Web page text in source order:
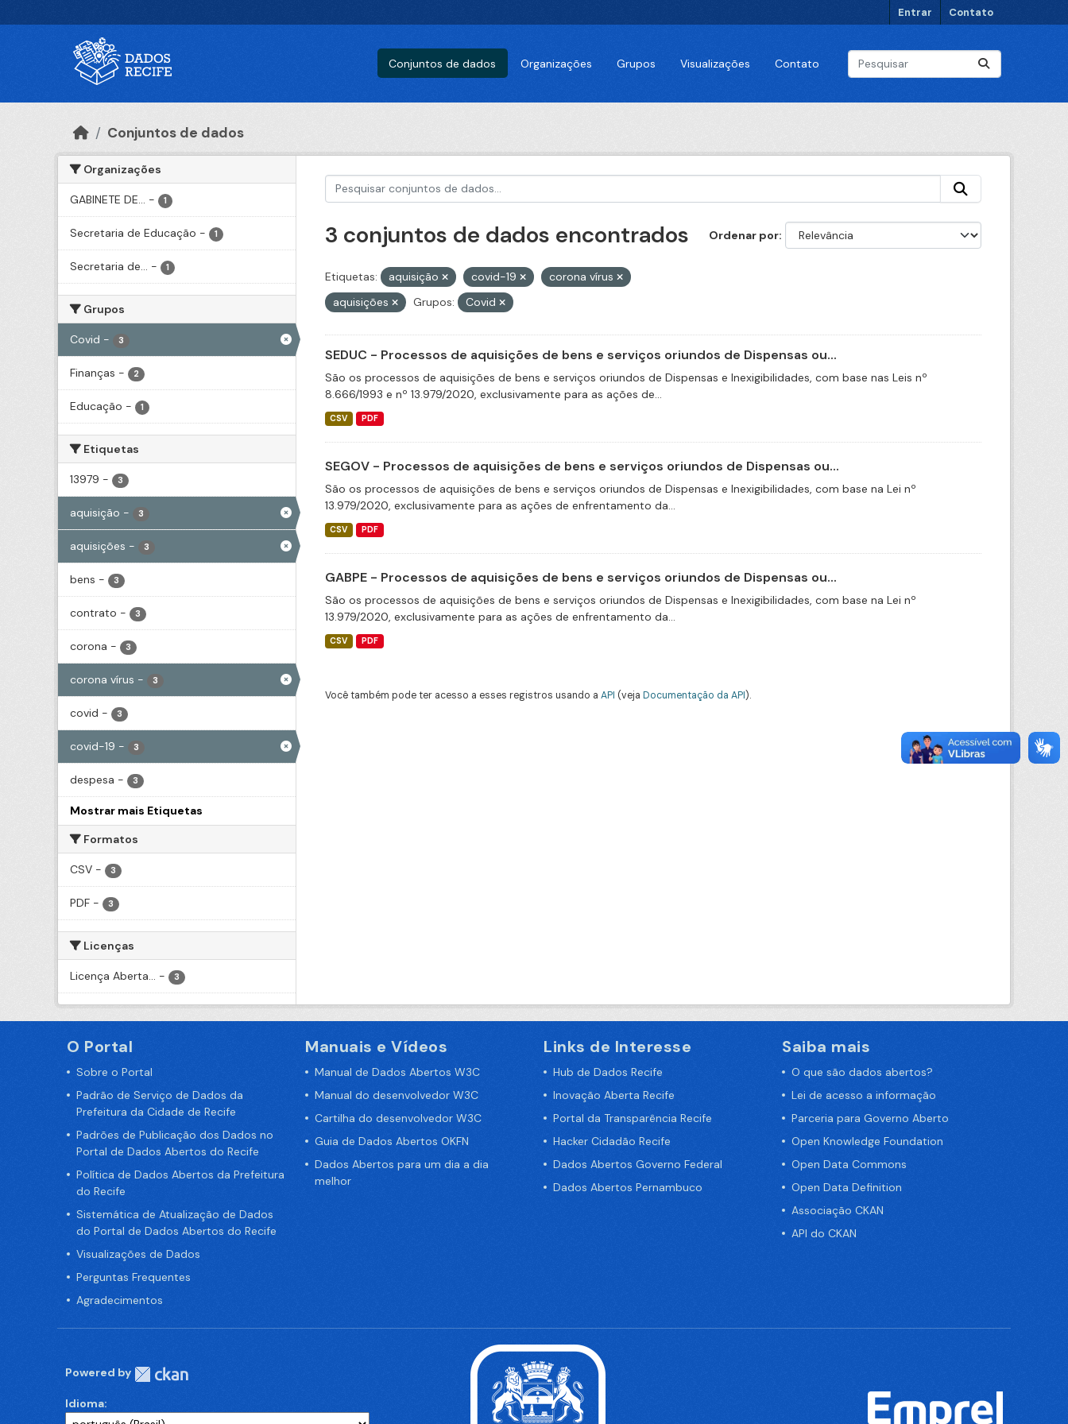
Entrar Contato
Conjuntos de dados Organizações Grupos Visualizações Contato
Conjuntos de dados
Organizações
GABINETE DE... - 1
Secretaria de Educação - 1
Secretaria de... - 1
Grupos
Covid - 3
Finanças - 2
Educação - 1
Etiquetas
13979 - 3
aquisição - 3
aquisições - 3
bens - 3
contrato - 3
corona - 3
corona vírus - 3
covid - 3
covid-19 - 3
despesa - 3
Mostrar mais Etiquetas
Formatos
CSV - 3
PDF - 3
Licenças
Licença Aberta... - 3
Ordenar por
3 conjuntos de dados encontrados
Etiquetas: aquisição covid-19
corona vírus
aquisições
Grupos: Covid
SEDUC - Processos de aquisições de bens e serviços oriundos de Dispensas ou...
São os processos de aquisições de bens e serviços oriundos de Dispensas e Inexigibilidades, com base nas Leis nº
8.666/1993 e nº 13.979/2020, exclusivamente para as ações de...
CSV PDF
SEGOV - Processos de aquisições de bens e serviços oriundos de Dispensas ou...
São os processos de aquisições de bens e serviços oriundos de Dispensas e Inexigibilidades, com base na Lei nº
13.979/2020, exclusivamente para as ações de enfrentamento da...
CSV PDF
GABPE - Processos de aquisições de bens e serviços oriundos de Dispensas ou...
São os processos de aquisições de bens e serviços oriundos de Dispensas e Inexigibilidades, com base na Lei nº
13.979/2020, exclusivamente para as ações de enfrentamento da...
CSV PDF
Você também pode ter acesso a esses registros usando a API (veja Documentação da API).
O Portal
Sobre o Portal
Padrão de Serviço de Dados da
Prefeitura da Cidade de Recife
Padrões de Publicação dos Dados no
Portal de Dados Abertos do Recife
Política de Dados Abertos da Prefeitura
do Recife
Sistemática de Atualização de Dados
do Portal de Dados Abertos do Recife
Visualizações de Dados
Perguntas Frequentes
Agradecimentos
Manuais e Vídeos
Manual de Dados Abertos W3C
Manual do desenvolvedor W3C
Cartilha do desenvolvedor W3C
Guia de Dados Abertos OKFN
Dados Abertos para um dia a dia
melhor
Links de Interesse
Hub de Dados Recife
Inovação Aberta Recife
Portal da Transparência Recife
Hacker Cidadão Recife
Dados Abertos Governo Federal
Dados Abertos Pernambuco
Saiba mais
O que são dados abertos?
Lei de acesso a informação
Parceria para Governo Aberto
Open Knowledge Foundation
Open Data Commons
Open Data Definition
Associação CKAN
API do CKAN
Powered by
Idioma